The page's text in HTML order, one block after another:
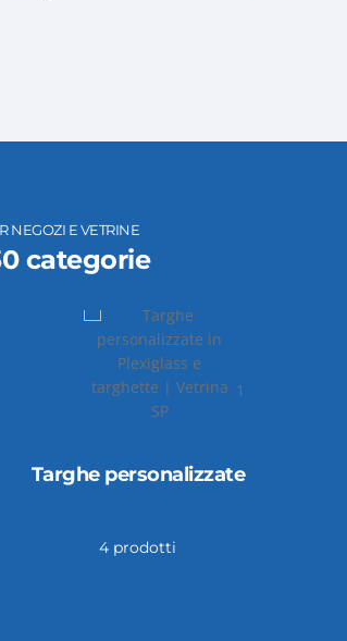
NEGOZI E VETRINE
categorie
1
Segnaprezzi componibili
7 prodotti